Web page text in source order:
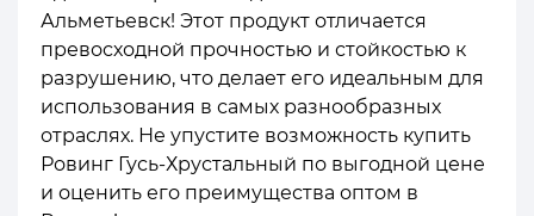
Альметьевск! Этот продукт отличается
превосходной прочностью и стойкостью к
разрушению, что делает его идеальным для
использования в самых разнообразных
отраслях. Не упустите возможность купить
Ровинг Гусь-Хрустальный по выгодной цене
и оценить его преимущества оптом в